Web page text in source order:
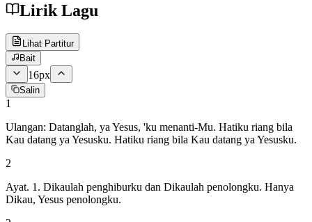
Lirik Lagu
Lihat Partitur
Bait
16px
Salin
1
Ulangan: Datanglah, ya Yesus, 'ku menanti-Mu. Hatiku riang bila
Kau datang ya Yesusku. Hatiku riang bila Kau datang ya Yesusku.
2
Ayat. 1. Dikaulah penghiburku dan Dikaulah penolongku. Hanya
Dikau, Yesus penolongku.